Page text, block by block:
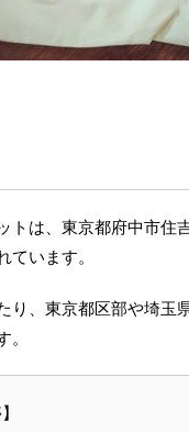
トは、東京都府中市住
ています。
り、東京都区部や埼玉